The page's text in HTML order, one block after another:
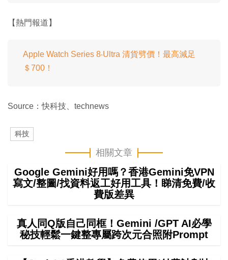
【熱門報道】
Apple Watch Series 8‧Ultra 清貨劈價！最高減足
＄700！
Source：快科技、technews
科技
相關文章
Google Gemini好用嗎？香港Gemini免VPN
寫文/整圖/找資料返工好用工具！睇清免費/收
費版差異
真人同Q版自己同框！Gemini /GPT AI必學
秘技輕鬆一鍵整專屬跨次元合照附Prompt